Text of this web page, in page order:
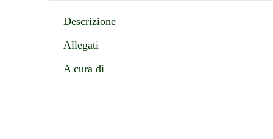
Descrizione
Allegati
A cura di